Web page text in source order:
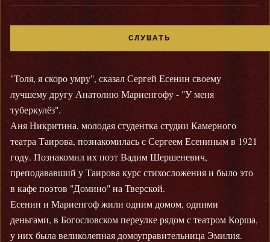
СЛУШАТЬ
"Толя, я скоро умру", сказал Сергей Есенин своему
лучшему другу Анатолию Мариенгофу - "У меня
туберкулёз".
Аня Никритина, молодая студентка студии Камерного
театра Таирова, познакомилась с Сергеем Есениным в 1921
году. Познакомил их поэт Вадим Шершеневич,
преподававший у Таирова курс стихосложения и было это
в кафе поэтов "Домино" на Тверской.
Есенин и Мариенгоф жили одним домом, одними
деньгами, в Богословском переулке рядом с театром Корша,
у них была великолепная домоуправительница Эмилия.